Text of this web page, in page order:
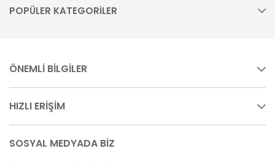
POPÜLER KATEGORİLER
ÖNEMLİ BİLGİLER
HIZLI ERİŞİM
SOSYAL MEDYADA BİZ